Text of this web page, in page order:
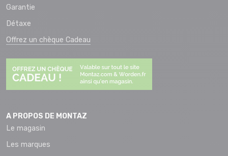
Garantie
Détaxe
Offrez un chèque Cadeau
A PROPOS DE MONTAZ
Le magasin
Les marques